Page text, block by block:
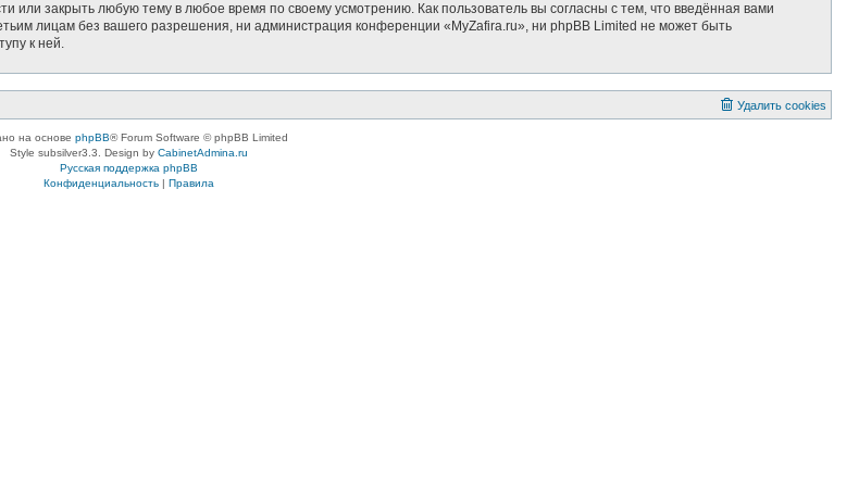
закрыть любую тему в любое время по своему усмотрению. Как пользователь вы согласны с тем, что введённая вами
лицам без вашего разрешения, ни администрация конференции «MyZafira.ru», ни phpBB Limited не может быть
к ней.
Удалить cookies
на основе phpBB® Forum Software © phpBB Limited
Style subsilver3.3. Design by CabinetAdmina.ru
Русская поддержка phpBB
Конфиденциальность| Правила